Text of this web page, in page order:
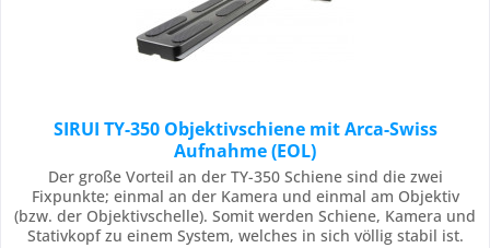
SIRUI TY-350 Objektivschiene mit Arca-Swiss
Aufnahme (EOL)
Der große Vorteil an der TY-350 Schiene sind die zwei
Fixpunkte; einmal an der Kamera und einmal am Objektiv
(bzw. der Objektivschelle). Somit werden Schiene, Kamera und
Stativkopf zu einem System, welches in sich völlig stabil ist.